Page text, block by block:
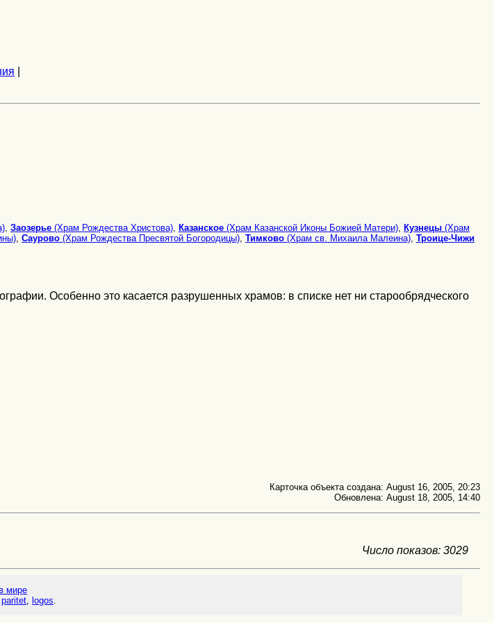
Заозерье (Храм Рождества Христова) Казанское (Храм Казанской Иконы Божией Матери) Кузнецы (Храм
Саурово (Храм Рождества Пресвятой Богородицы) Тимково (Храм св. Михаила Малеина) Троице-Чижи
Особенно это касается разрушенных храмов: в списке нет ни старообрядческого
Карточка объекта создана: August 16, 2005, 20:23
Обновлена: August 18, 2005, 14:40
Число показов: 3029
мире
paritet logos